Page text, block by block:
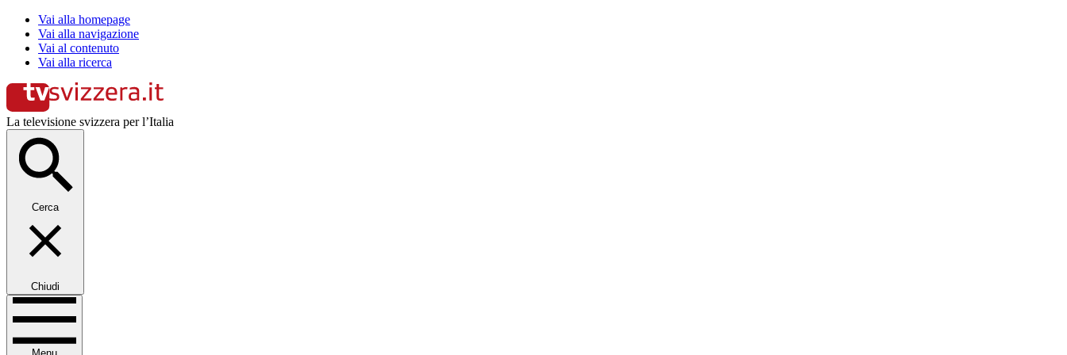
Vai alla homepage
Vai alla navigazione
Vai al contenuto
Vai alla ricerca
La televisione svizzera per l’Italia
Cerca
Chiudi